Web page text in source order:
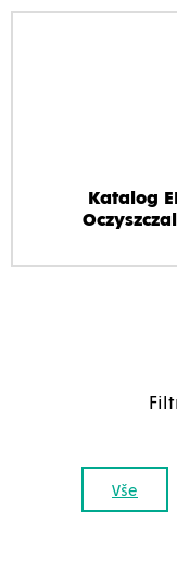
Katalog
Vše